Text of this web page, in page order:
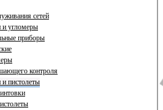
сетей
угломеры
приборы
контроля
пистолеты